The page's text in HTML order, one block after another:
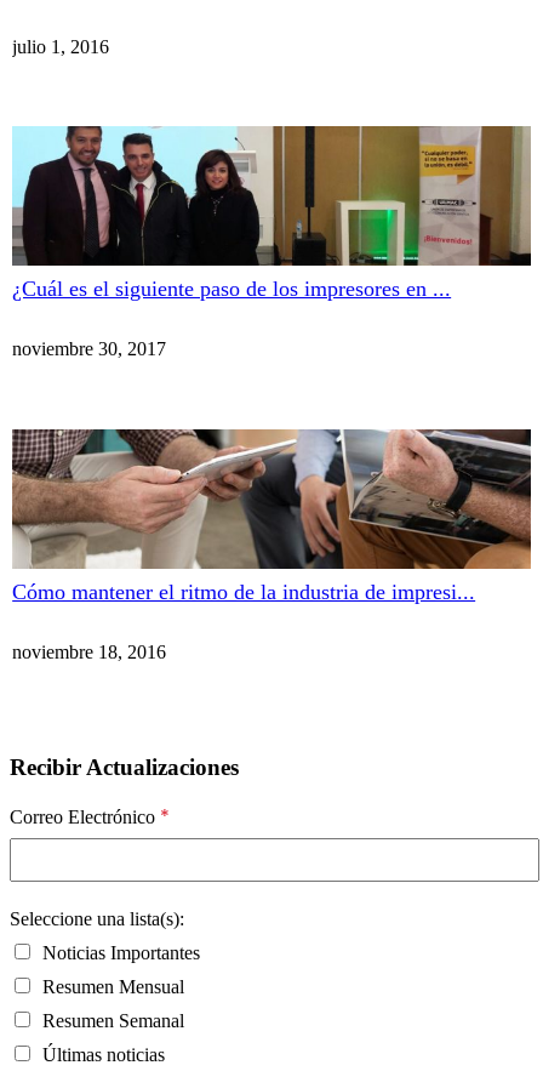
julio 1, 2016
¿Cuál es el siguiente paso de los impresores en ...
noviembre 30, 2017
Cómo mantener el ritmo de la industria de impresi...
noviembre 18, 2016
Recibir Actualizaciones
Correo Electrónico *
Seleccione una lista(s):
Noticias Importantes
Resumen Mensual
Resumen Semanal
Últimas noticias